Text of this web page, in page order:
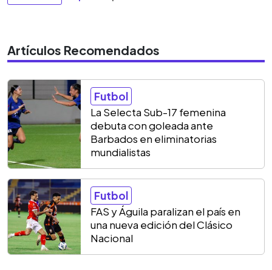
Artículos Recomendados
Futbol
La Selecta Sub-17 femenina
debuta con goleada ante
Barbados en eliminatorias
mundialistas
Futbol
FAS y Águila paralizan el país en
una nueva edición del Clásico
Nacional